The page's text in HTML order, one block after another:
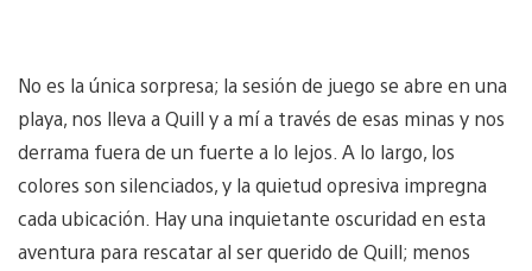
No es la única sorpresa; la sesión de juego se abre en una
playa, nos lleva a Quill y a mí a través de esas minas y nos
derrama fuera de un fuerte a lo lejos. A lo largo, los
colores son silenciados, y la quietud opresiva impregna
cada ubicación. Hay una inquietante oscuridad en esta
aventura para rescatar al ser querido de Quill; menos